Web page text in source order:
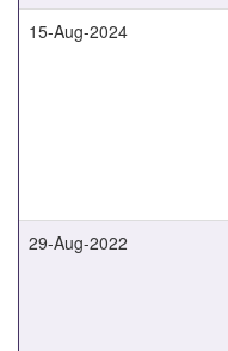
15-Aug-2024
29-Aug-2022